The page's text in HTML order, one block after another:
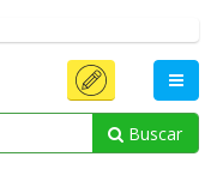
Buscar